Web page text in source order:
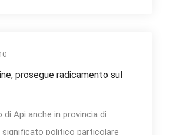
prosegue radicamento sul
di Api anche in provincia di
significato politico particolare